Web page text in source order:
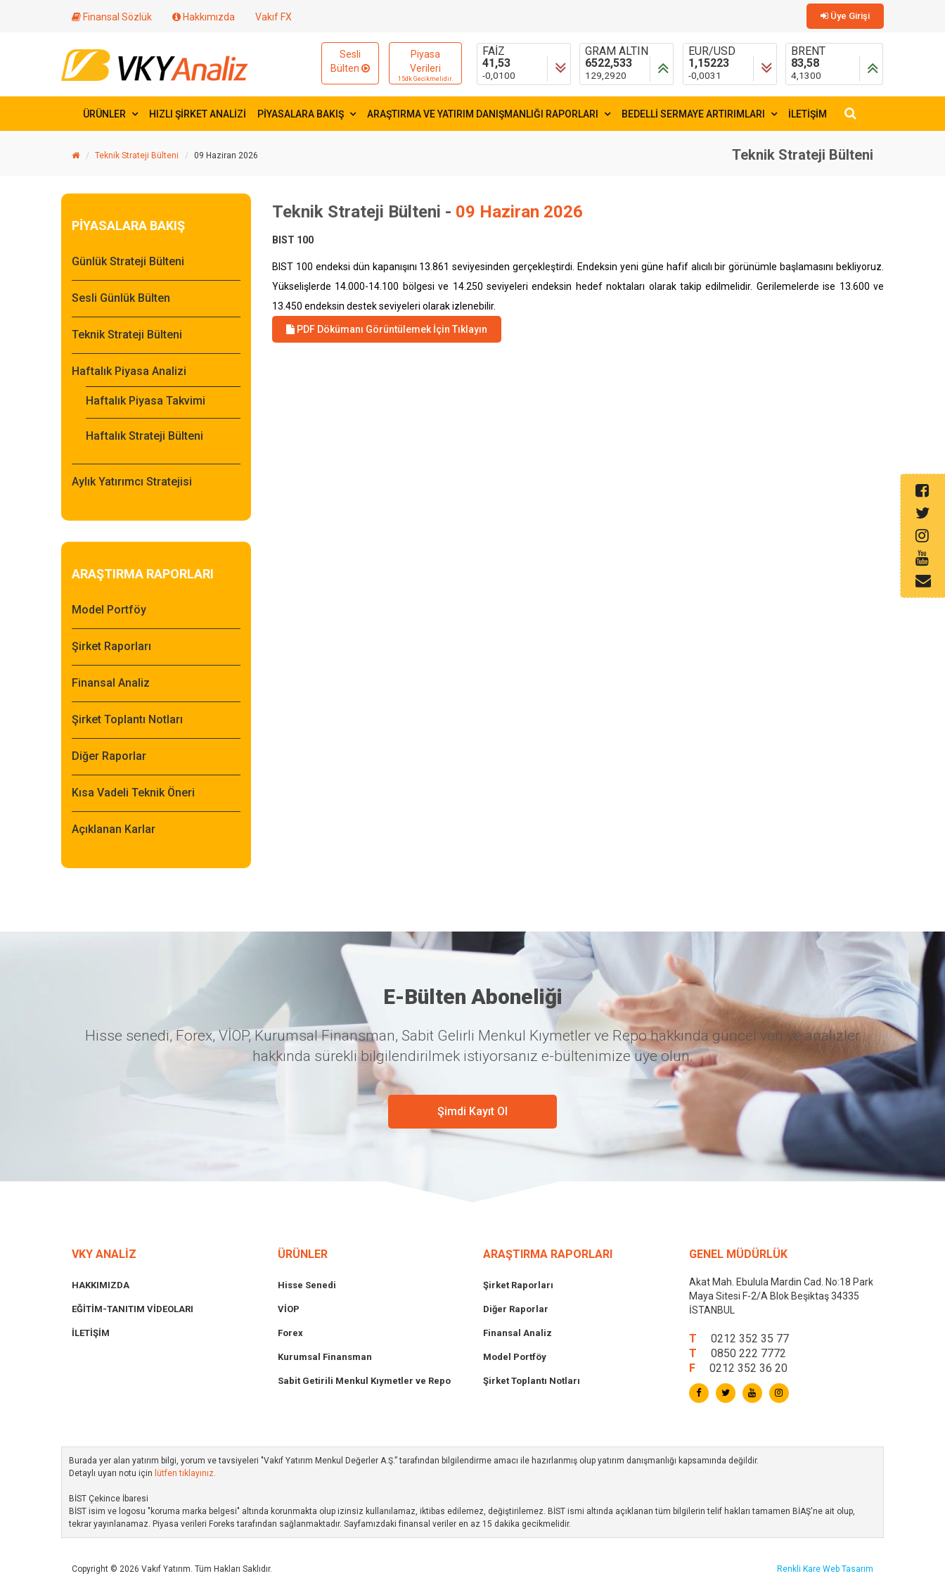
Finansal Sözlük Hakkımızda Vakıf FX Üye Girişi
Sesli
Bülten
Piyasa
Verileri
15dk Gecikmelidir.
FAİZ
41,53
-0,0100
GRAM ALTIN
6522,533
129,2920
EUR/USD
1,15223
-0,0031
BRENT
83,58
4,1300
ÜRÜNLER HIZLI ŞİRKET ANALİZİ PİYASALARA BAKIŞ ARAŞTIRMA VE YATIRIM DANIŞMANLIĞI RAPORLARI BEDELLİ SERMAYE ARTIRIMLARI İLETİŞİM
×
Teknik Strateji Bülteni 09 Haziran 2026 Teknik Strateji Bülteni
PİYASALARA BAKIŞ
Günlük Strateji Bülteni
Sesli Günlük Bülten
Teknik Strateji Bülteni
Haftalık Piyasa Analizi
Haftalık Piyasa Takvimi
Haftalık Strateji Bülteni
Aylık Yatırımcı Stratejisi
ARAŞTIRMA RAPORLARI
Model Portföy
Şirket Raporları
Finansal Analiz
Şirket Toplantı Notları
Diğer Raporlar
Kısa Vadeli Teknik Öneri
Açıklanan Karlar
Teknik Strateji Bülteni - 09 Haziran 2026
BIST 100
BIST 100 endeksi dün kapanışını 13.861 seviyesinden gerçekleştirdi. Endeksin yeni güne hafif alıcılı bir görünümle başlamasını bekliyoruz.
Yükselişlerde 14.000-14.100 bölgesi ve 14.250 seviyeleri endeksin hedef noktaları olarak takip edilmelidir. Gerilemelerde ise 13.600 ve
13.450 endeksin destek seviyeleri olarak izlenebilir.
PDF Dökümanı Görüntülemek İçin Tıklayın
E-Bülten Aboneliği
Hisse senedi, Forex, VİOP, Kurumsal Finansman, Sabit Gelirli Menkul Kıymetler ve Repo hakkında güncel veri ve analizler
hakkında sürekli bilgilendirilmek istiyorsanız e-bültenimize üye olun.
Şimdi Kayıt Ol
VKY ANALİZ
HAKKIMIZDA
EĞİTİM-TANITIM VİDEOLARI
İLETİŞİM
ÜRÜNLER
Hisse Senedi
VİOP
Forex
Kurumsal Finansman
Sabit Getirili Menkul Kıymetler ve Repo
ARAŞTIRMA RAPORLARI
Şirket Raporları
Diğer Raporlar
Finansal Analiz
Model Portföy
Şirket Toplantı Notları
GENEL MÜDÜRLÜK
Akat Mah. Ebulula Mardin Cad. No:18 Park
Maya Sitesi F-2/A Blok Beşiktaş 34335
İSTANBUL
T
0212 352 35 77
T
0850 222 7772
F
0212 352 36 20
Burada yer alan yatırım bilgi, yorum ve tavsiyeleri "Vakıf Yatırım Menkul Değerler A.Ş.” tarafından bilgilendirme amacı ile hazırlanmış olup yatırım danışmanlığı kapsamında değildir.
Detaylı uyarı notu için lütfen tıklayınız.
BİST Çekince İbaresi
BİST isim ve logosu "koruma marka belgesi" altında korunmakta olup izinsiz kullanılamaz, iktibas edilemez, değiştirilemez. BİST ismi altında açıklanan tüm bilgilerin telif hakları tamamen BİAŞ'ne ait olup,
tekrar yayınlanamaz. Piyasa verileri Foreks tarafından sağlanmaktadır. Sayfamızdaki finansal veriler en az 15 dakika gecikmelidir.
Copyright © 2026 Vakıf Yatırım. Tüm Hakları Saklıdır. Renkli Kare Web Tasarım